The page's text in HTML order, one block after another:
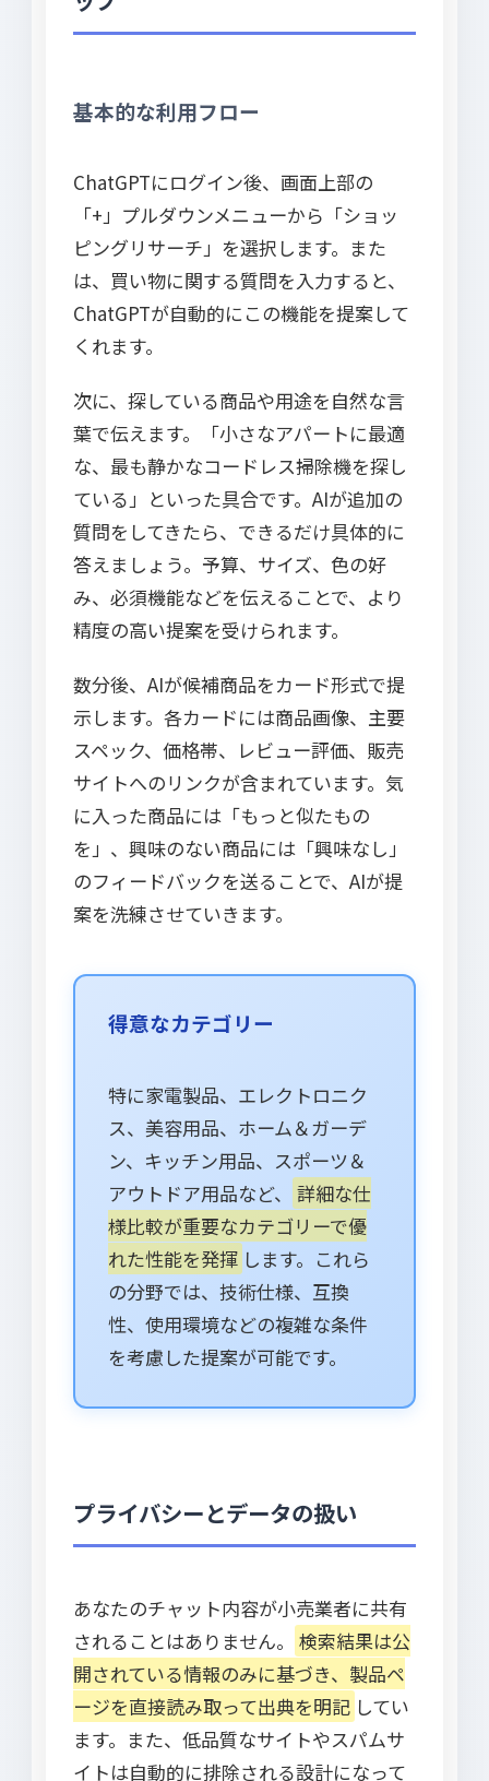
基本的な利用フロー
ChatGPTにログイン後、画面上部の
「+」プルダウンメニューから「ショッ
ピングリサーチ」を選択します。また
は、買い物に関する質問を入力すると、
ChatGPTが自動的にこの機能を提案して
くれます。
次に、探している商品や用途を自然な言
葉で伝えます。「小さなアパートに最適
な、最も静かなコードレス掃除機を探し
ている」といった具合です。AIが追加の
質問をしてきたら、できるだけ具体的に
答えましょう。予算、サイズ、色の好
み、必須機能などを伝えることで、より
精度の高い提案を受けられます。
数分後、AIが候補商品をカード形式で提
示します。各カードには商品画像、主要
スペック、価格帯、レビュー評価、販売
サイトへのリンクが含まれています。気
に入った商品には「もっと似たもの
を」、興味のない商品には「興味なし」
のフィードバックを送ることで、AIが提
案を洗練させていきます。
得意なカテゴリー
特に家電製品、エレクトロニク
ス、美容用品、ホーム＆ガーデ
ン、キッチン用品、スポーツ＆
アウトドア用品など、
詳細な仕
様比較が重要なカテゴリーで優
れた性能を発揮 します。これら
の分野では、技術仕様、互換
性、使用環境などの複雑な条件
を考慮した提案が可能です。
プライバシーとデータの扱い
あなたのチャット内容が小売業者に共有
されることはありません。
検索結果は公
開されている情報のみに基づき、製品ペ
ージを直接読み取って出典を明記 してい
ます。また、低品質なサイトやスパムサ
イトは自動的に排除される設計になって